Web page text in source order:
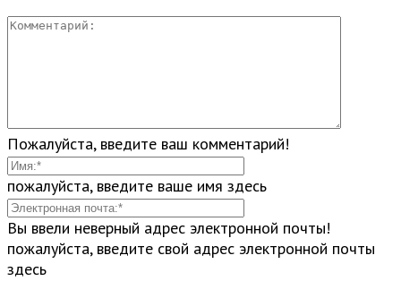
Пожалуйста, введите ваш комментарий!
пожалуйста, введите ваше имя здесь
Вы ввели неверный адрес электронной почты!
пожалуйста, введите свой адрес электронной почты
здесь